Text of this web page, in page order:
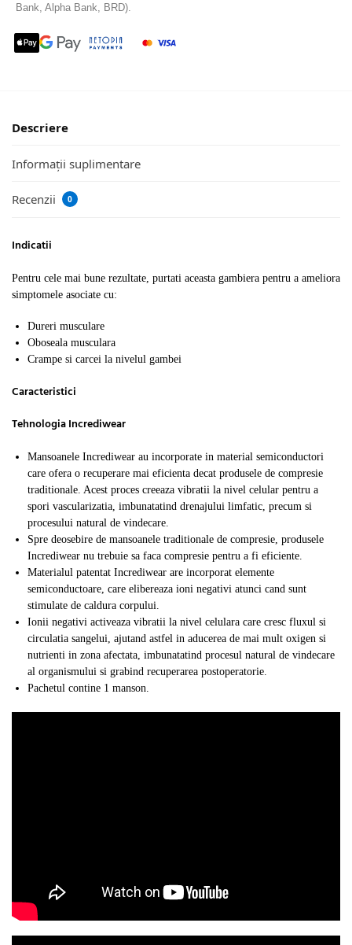
Bank, Alpha Bank, BRD).
Descriere
Informații suplimentare
Recenzii 0
Indicatii
Pentru cele mai bune rezultate, purtati aceasta gambiera pentru a ameliora
simptomele asociate cu:
Dureri musculare
Oboseala musculara
Crampe si carcei la nivelul gambei
Caracteristici
Tehnologia Incrediwear
Mansoanele Incrediwear au incorporate in material semiconductori
care ofera o recuperare mai eficienta decat produsele de compresie
traditionale. Acest proces creeaza vibratii la nivel celular pentru a
spori vascularizatia, imbunatatind drenajului limfatic, precum si
procesului natural de vindecare.
Spre deosebire de mansoanele traditionale de compresie, produsele
Incrediwear nu trebuie sa faca compresie pentru a fi eficiente.
Materialul patentat Incrediwear are incorporat elemente
semiconductoare, care elibereaza ioni negativi atunci cand sunt
stimulate de caldura corpului.
Ionii negativi activeaza vibratii la nivel celulara care cresc fluxul si
circulatia sangelui, ajutand astfel in aducerea de mai mult oxigen si
nutrienti in zona afectata, imbunatatind procesul natural de vindecare
al organismului si grabind recuperarea postoperatorie.
Pachetul contine 1 manson.